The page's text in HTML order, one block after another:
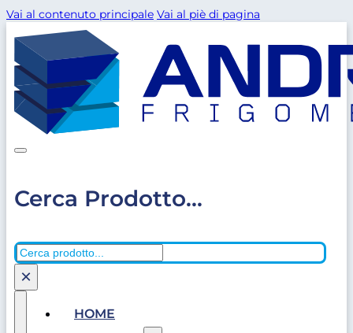
Vai al contenuto principale Vai al piè di pagina
Cerca Prodotto...
Cerca
×
HOME